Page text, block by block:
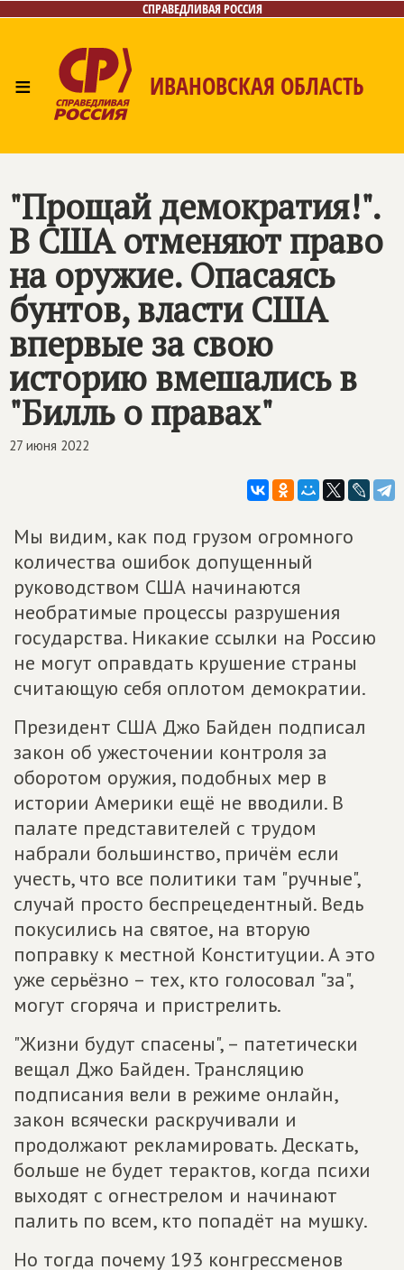
СПРАВЕДЛИВАЯ РОССИЯ
≡ ИВАНОВСКАЯ ОБЛАСТЬ
"Прощай демократия!".
В США отменяют право
на оружие. Опасаясь
бунтов, власти США
впервые за свою
историю вмешались в
"Билль о правах"
27 июня 2022
Мы видим, как под грузом огромного
количества ошибок допущенный
руководством США начинаются
необратимые процессы разрушения
государства. Никакие ссылки на Россию
не могут оправдать крушение страны
считающую себя оплотом демократии.
Президент США Джо Байден подписал
закон об ужесточении контроля за
оборотом оружия, подобных мер в
истории Америки ещё не вводили. В
палате представителей с трудом
набрали большинство, причём если
учесть, что все политики там "ручные",
случай просто беспрецедентный. Ведь
покусились на святое, на вторую
поправку к местной Конституции. А это
уже серьёзно – тех, кто голосовал "за",
могут сгоряча и пристрелить.
"Жизни будут спасены", – патетически
вещал Джо Байден. Трансляцию
подписания вели в режиме онлайн,
закон всячески раскручивали и
продолжают рекламировать. Дескать,
больше не будет терактов, когда психи
выходят с огнестрелом и начинают
палить по всем, кто попадёт на мушку.
Но тогда почему 193 конгрессменов